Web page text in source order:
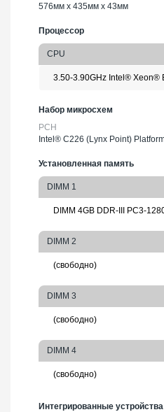
576мм х 435мм х 43мм
Процессор
CPU
Набор микросхем
PCH
Intel® C226 (Lynx Point)
Установленная память
DIMM 1
DIMM 2
DIMM 3
DIMM 4
Интегрированные устройства